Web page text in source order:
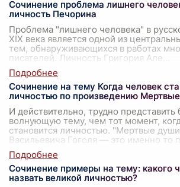
Сочинение проблема лишнего
личность Печорина
Проблема "лишнего человека" в
XIX века является одной из
тем, обнаруживающихся в работах
писателей. Личность Григория Але
Сочинение на тему Когда человек
личностью по произведению
И действительно, трудно
волнующую тему, чем тот момент,
становится личностью. "Мертвые
Васильевича Гоголя — это именно то
Сочинение примеры на тему: какого
назвать великой личностью?